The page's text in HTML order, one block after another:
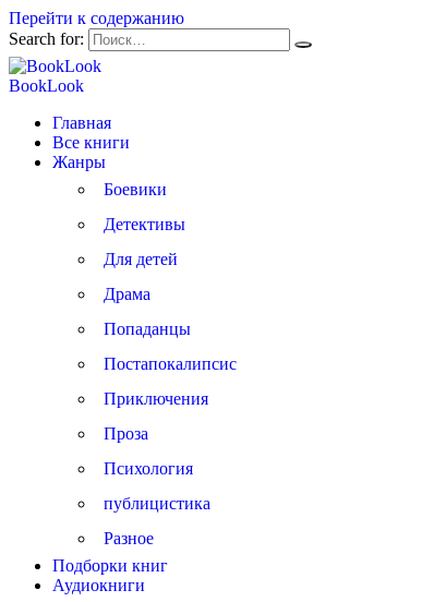
Перейти к содержанию
Search for:
BookLook
Главная
Все книги
Жанры
Боевики
Детективы
Для детей
Драма
Попаданцы
Постапокалипсис
Приключения
Проза
Психология
публицистика
Разное
Подборки книг
Аудиокниги